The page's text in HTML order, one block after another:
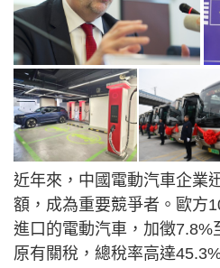
近年來，中國電動汽車企業
額，成為重要競爭者。歐方
進口的電動汽車，加徵7.8%
原有關稅，總稅率高達